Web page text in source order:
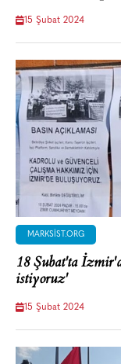
15 Şubat 2024
MARKSIST.ORG
18 Şubat'ta
istiyoruz'
15 Şubat 2024